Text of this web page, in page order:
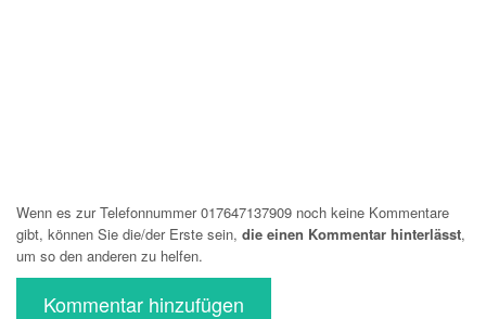
Wenn es zur Telefonnummer 017647137909 noch keine Kommentare
gibt, können Sie die/der Erste sein, die einen Kommentar hinterlässt,
um so den anderen zu helfen.
Kommentar hinzufügen